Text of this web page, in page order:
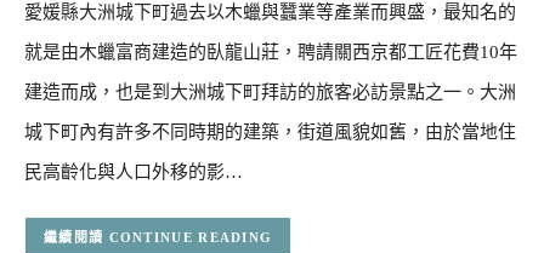
愛媛縣大洲城下町過去以木蠟與蠶業等產業而興盛，最知名的
就是由木蠟富商建造的臥龍山莊，聘請關西京都工匠花費10年
建造而成，也是到大洲城下町拜訪的旅客必訪景點之一。大洲
城下町內有許多不同時期的建築，街道風貌如舊，由於當地住
民高齡化與人口外移的影…
CONTINUE READING